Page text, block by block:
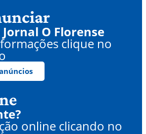
O Florense
clique no
online clicando no